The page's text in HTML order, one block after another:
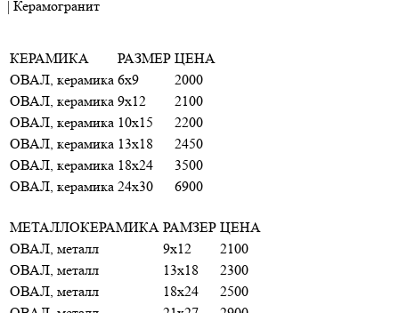
| Керамогранит
КЕРАМИКА РАЗМЕР ЦЕНА
ОВАЛ, керамика 6х9
2000
ОВАЛ, керамика 9х12
2100
ОВАЛ, керамика 10х15
2200
ОВАЛ, керамика 13х18
2450
ОВАЛ, керамика 18х24
3500
ОВАЛ, керамика 24х30 6900
МЕТАЛЛОКЕРАМИКА РАМЗЕР ЦЕНА
ОВАЛ, металл
9х12
2100
ОВАЛ, металл
13х18
2300
ОВАЛ, металл
18х24
2500